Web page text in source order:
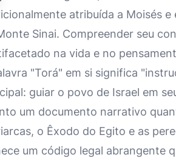
atribuída a Moisés e
Sinai. Compreender seu
na vida e no
"Torá" em si significa
guiar o povo de Israel em
um documento narrativo
o Êxodo do Egito e as
um código legal abrangente